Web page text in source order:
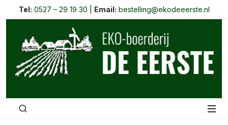
Tel: 0527 – 29 19 30 Email: bestelling@ekodeeerste.nl